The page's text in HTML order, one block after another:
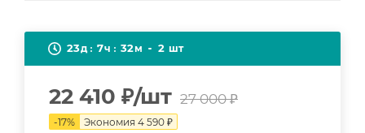
23д 7ч 32м 2 шт
22 410 ₽/шт 27 000₽
-17% Экономия 4 590 ₽